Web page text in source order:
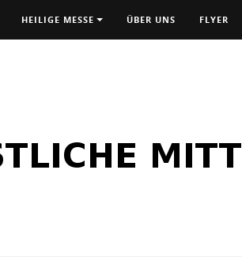
HEILIGE MESSE ÜBER UNS FLYER